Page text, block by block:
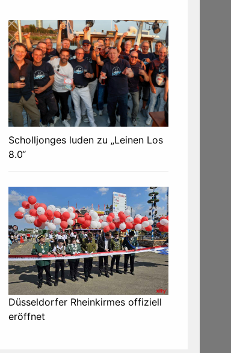
Scholljonges luden zu „Leinen Los
8.0“
Düsseldorfer Rheinkirmes offiziell
eröffnet